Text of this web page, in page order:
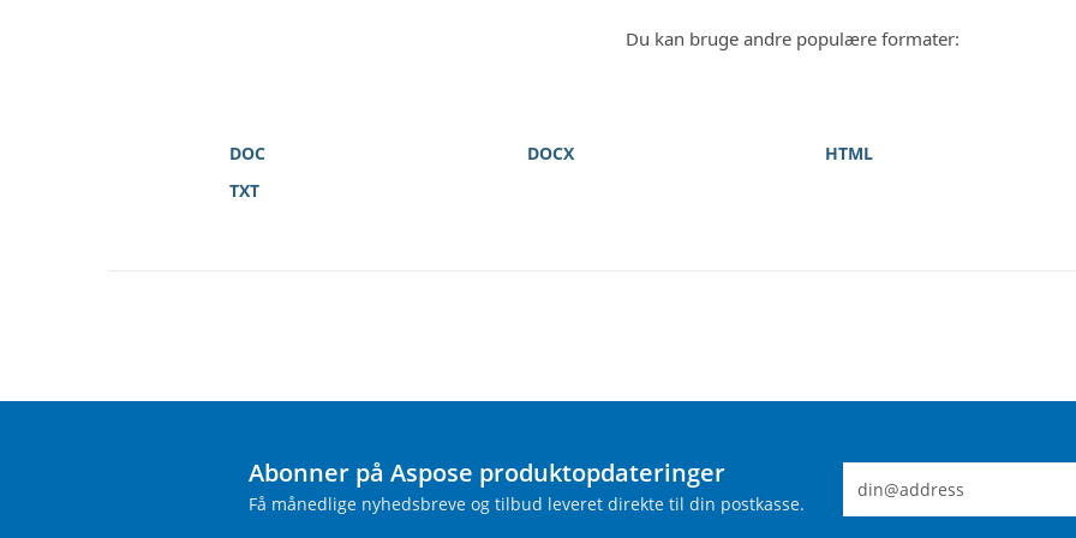
Du kan bruge andre populære formater:
DOC DOCX HTML
TXT
Abonner på Aspose produktopdateringer
Få månedlige nyhedsbreve og tilbud leveret direkte til din postkasse.